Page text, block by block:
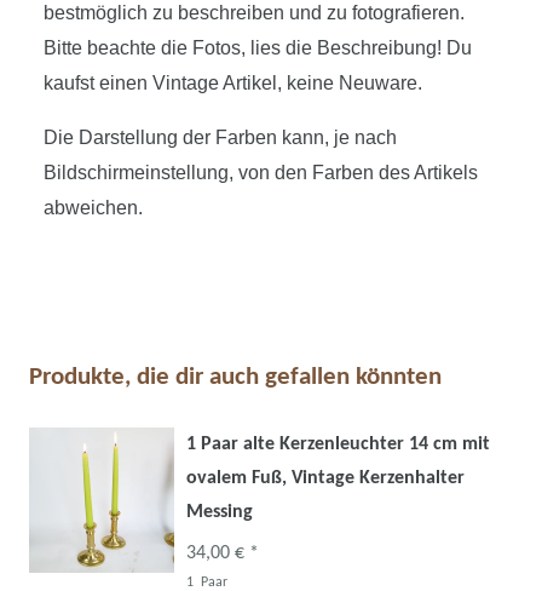
bestmöglich zu beschreiben und zu fotografieren.
Bitte beachte die Fotos, lies die Beschreibung! Du
kaufst einen Vintage Artikel, keine Neuware.
Die Darstellung der Farben kann, je nach
Bildschirmeinstellung, von den Farben des Artikels
abweichen.
Produkte, die dir auch gefallen könnten
1 Paar alte Kerzenleuchter 14 cm mit
ovalem Fuß, Vintage Kerzenhalter
Messing
34,00 € *
1 Paar